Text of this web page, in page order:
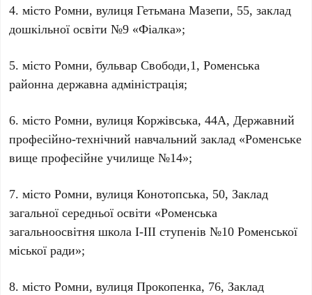
4. місто Ромни, вулиця Гетьмана Мазепи, 55, заклад
дошкільної освіти №9 «Фіалка»;
5. місто Ромни, бульвар Свободи,1, Роменська
районна державна адміністрація;
6. місто Ромни, вулиця Коржівська, 44А, Державний
професійно-технічний навчальний заклад «Роменське
вище професійне училище №14»;
7. місто Ромни, вулиця Конотопська, 50, Заклад
загальної середньої освіти «Роменська
загальноосвітня школа І-ІІІ ступенів №10 Роменської
міської ради»;
8. місто Ромни, вулиця Прокопенка, 76, Заклад